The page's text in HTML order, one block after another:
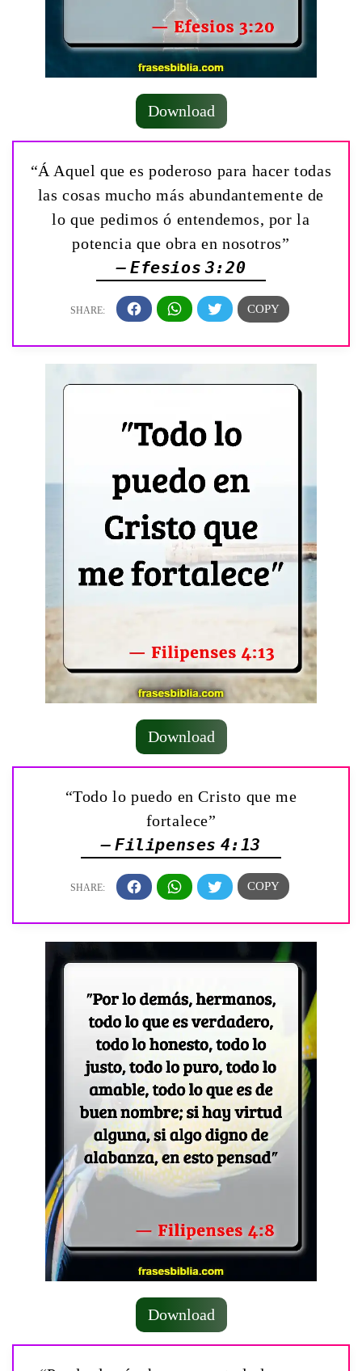
Download
“Á Aquel que es poderoso para hacer todas
las cosas mucho más abundantemente de
lo que pedimos ó entendemos, por la
potencia que obra en nosotros”
— Efesios 3:20
Download
“Todo lo puedo en Cristo que me
fortalece”
— Filipenses 4:13
Download